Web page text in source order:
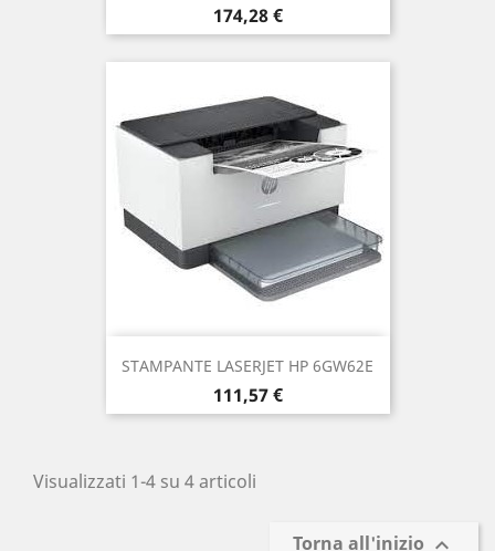
Prezzo
174,28 €
STAMPANTE LASERJET HP 6GW62E
Prezzo
111,57 €
Visualizzati 1-4 su 4 articoli
Torna all'inizio 